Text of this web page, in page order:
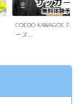
「Sky Walker 7058」
内ア...